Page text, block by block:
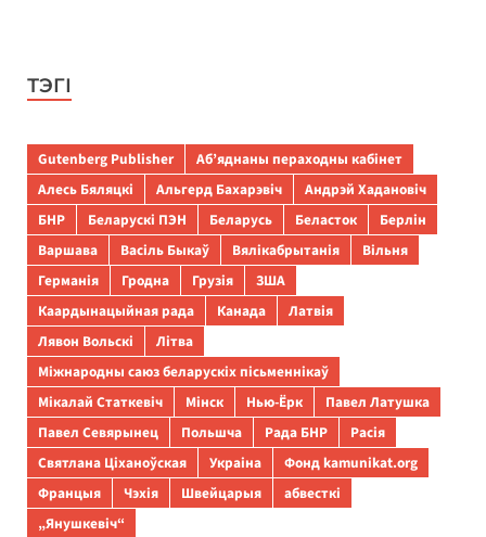
ТЭГІ
Gutenberg Publisher
Аб’яднаны пераходны кабінет
Алесь Бяляцкі
Альгерд Бахарэвіч
Андрэй Хадановіч
БНР
Беларускі ПЭН Беларусь Беласток
Берлін
Варшава
Васіль Быкаў Вялікабрытанія
Вільня
Германія
Гродна Грузія
ЗША
Каардынацыйная рада
Канада
Латвія
Лявон Вольскі
Літва
Міжнародны саюз беларускіх пісьменнікаў
Мікалай Статкевіч
Мінск Нью-Ёрк
Павел Латушка
Павел Севярынец
Польшча Рада БНР
Расія
Святлана Ціханоўская
Украіна
Фонд kamunikat.org
Францыя
Чэхія Швейцарыя
абвесткі
„Янушкевіч“